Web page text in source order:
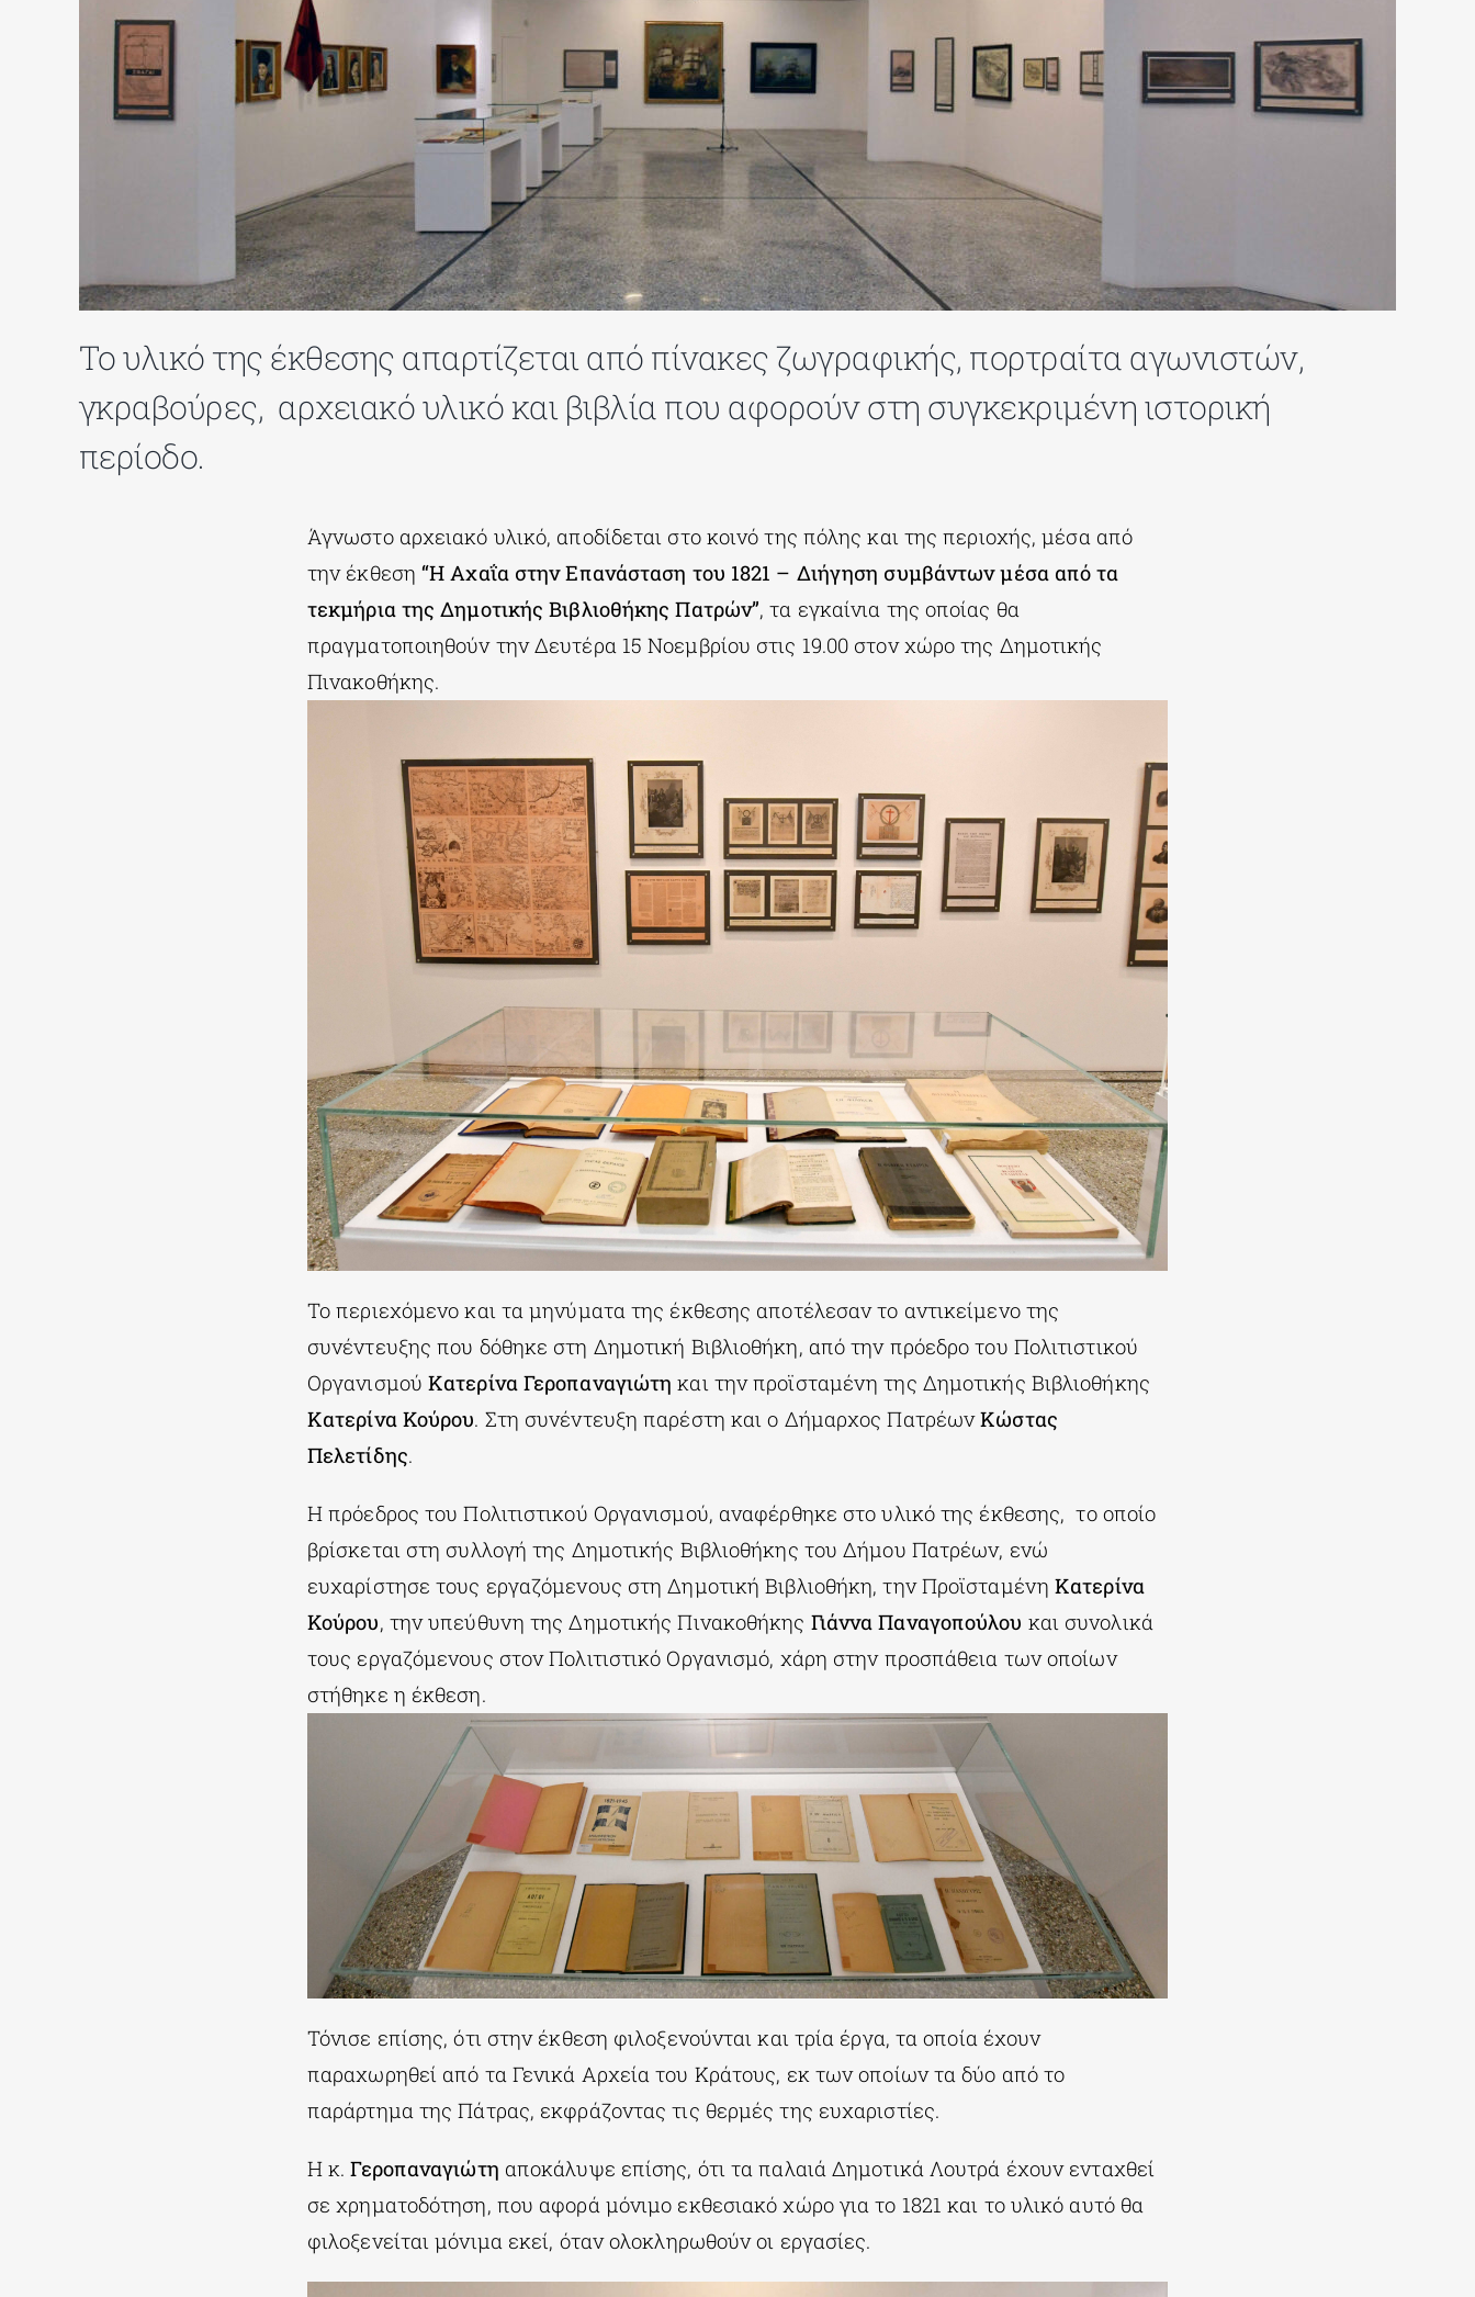
Το υλικό της έκθεσης απαρτίζεται από πίνακες ζωγραφικής, πορτραίτα αγωνιστών,
γκραβούρες, αρχειακό υλικό και βιβλία που αφορούν στη συγκεκριμένη ιστορική
περίοδο.
Άγνωστο αρχειακό υλικό, αποδίδεται στο κοινό της πόλης και της περιοχής, μέσα από
την έκθεση“Η Αχαΐα στην Επανάσταση του 1821 – Διήγηση συμβάντων μέσα από τα
τεκμήρια της Δημοτικής Βιβλιοθήκης Πατρών”, τα εγκαίνια της οποίας θα
πραγματοποιηθούν την Δευτέρα 15 Νοεμβρίου στις 19.00 στον χώρο της Δημοτικής
Πινακοθήκης.
Το περιεχόμενο και τα μηνύματα της έκθεσης αποτέλεσαν το αντικείμενο της
συνέντευξης που δόθηκε στη Δημοτική Βιβλιοθήκη, από την πρόεδρο του Πολιτιστικού
ΟργανισμούΚατερίνα Γεροπαναγιώτη και την προϊσταμένη της Δημοτικής Βιβλιοθήκης
Κατερίνα Κούρου. Στη συνέντευξη παρέστη και ο Δήμαρχος ΠατρέωνΚώστας
Πελετίδης.
Η πρόεδρος του Πολιτιστικού Οργανισμού, αναφέρθηκε στο υλικό της έκθεσης, το οποίο
βρίσκεται στη συλλογή της Δημοτικής Βιβλιοθήκης του Δήμου Πατρέων, ενώ
ευχαρίστησε τους εργαζόμενους στη Δημοτική Βιβλιοθήκη, την ΠροϊσταμένηΚατερίνα
Κούρου, την υπεύθυνη της Δημοτικής Πινακοθήκης Γιάννα Παναγοπούλου και συνολικά
τους εργαζόμενους στον Πολιτιστικό Οργανισμό, χάρη στην προσπάθεια των οποίων
στήθηκε η έκθεση.
Τόνισε επίσης, ότι στην έκθεση φιλοξενούνται και τρία έργα, τα οποία έχουν
παραχωρηθεί από τα Γενικά Αρχεία του Κράτους, εκ των οποίων τα δύο από το
παράρτημα της Πάτρας, εκφράζοντας τις θερμές της ευχαριστίες.
Η κ.Γεροπαναγιώτη αποκάλυψε επίσης, ότι τα παλαιά Δημοτικά Λουτρά έχουν ενταχθεί
σε χρηματοδότηση, που αφορά μόνιμο εκθεσιακό χώρο για το 1821 και το υλικό αυτό θα
φιλοξενείται μόνιμα εκεί, όταν ολοκληρωθούν οι εργασίες.